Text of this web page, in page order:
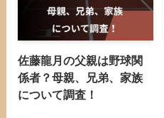
佐藤龍月の父親は野球関
係者？母親、兄弟、家族
について調査！